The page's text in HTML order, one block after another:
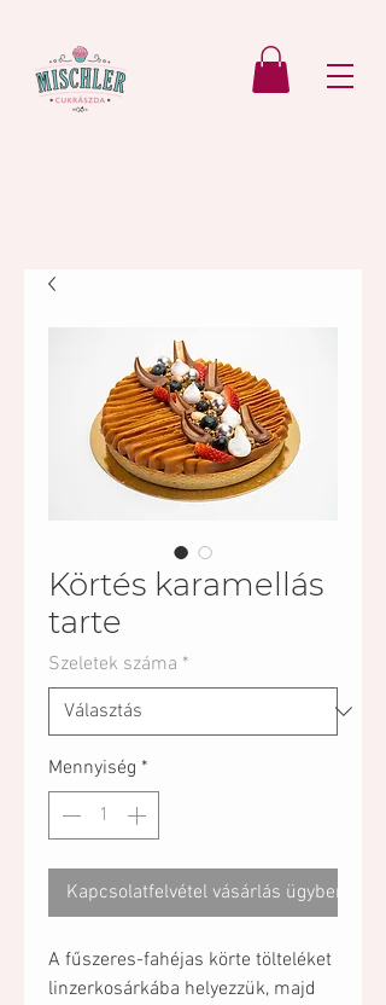
Körtés karamellás
tarte
Szeletek száma *
Mennyiség *
Kapcsolatfelvétel vásárlás ügyben
A fűszeres-fahéjas körte tölteléket
linzerkosárkába helyezzük, majd